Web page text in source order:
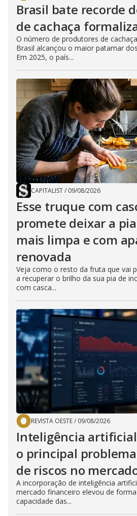
Brasil bate recorde
de cachaça
O número de produtores de
Brasil alcançou o maior patamar
Em 2025, o país...
CAPITALIST/ 09/08/2026
Esse truque com
promete deixar a
mais limpa e com
renovada
Veja como o resto da fruta que vai
a recuperar o brilho da sua pia de
com casca...
REVISTA OESTE/ 09/08/2026
Inteligência
o principal
de riscos no
A incorporação de inteligência
mercado financeiro elevou de
capacidade das...